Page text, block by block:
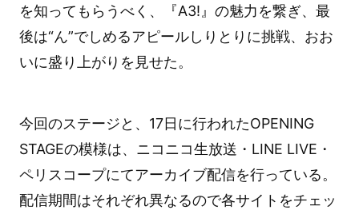
を知ってもらうべく、『A3!』の魅力を繋ぎ、最
後は“ん”でしめるアピールしりとりに挑戦、おお
いに盛り上がりを見せた。
今回のステージと、17日に行われたOPENING
STAGEの模様は、ニコニコ生放送・LINE LIVE・
ペリスコープにてアーカイブ配信を行っている。
配信期間はそれぞれ異なるので各サイトをチェッ